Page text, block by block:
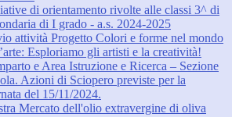
di orientamento rivolte alle classi 3^ di
di I grado - a.s. 2024-2025
attività Progetto Colori e forme nel mondo
Esploriamo gli artisti e la creatività!
e Area Istruzione e Ricerca – Sezione
Azioni di Sciopero previste per la
del 15/11/2024.
Mercato dell'olio extravergine di oliva